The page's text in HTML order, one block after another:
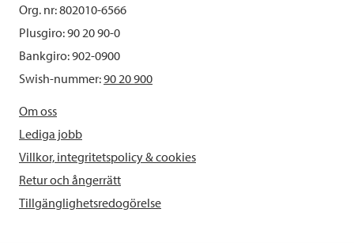
Org. nr: 802010-6566
Plusgiro: 90 20 90-0
Bankgiro: 902-0900
Swish-nummer:90 20 900
Om oss
Lediga jobb
Villkor, integritetspolicy & cookies
Retur och ångerrätt
Tillgänglighetsredogörelse